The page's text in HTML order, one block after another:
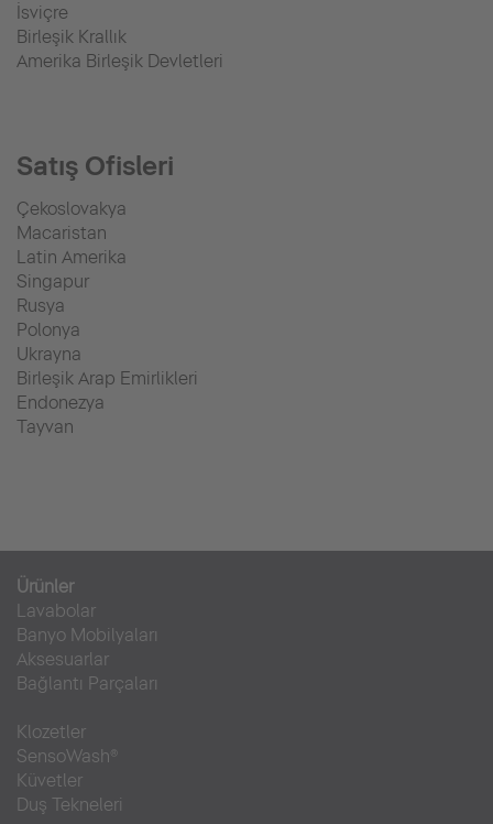
İsviçre
Birleşik Krallık
Amerika Birleşik Devletleri
Satış Ofisleri
Çekoslovakya
Macaristan
Latin Amerika
Singapur
Rusya
Polonya
Ukrayna
Birleşik Arap Emirlikleri
Endonezya
Tayvan
Ürünler
Lavabolar
Banyo Mobilyaları
Aksesuarlar
Bağlantı Parçaları
Klozetler
SensoWash®
Küvetler
Duş Tekneleri